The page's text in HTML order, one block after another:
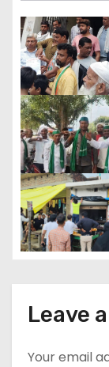
g
a
t
i
o
n
Leave
Your email